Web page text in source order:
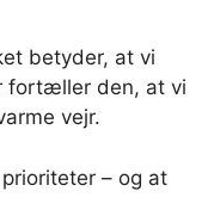
betyder, at vi
fortæller den, at vi
vejr.
– og at